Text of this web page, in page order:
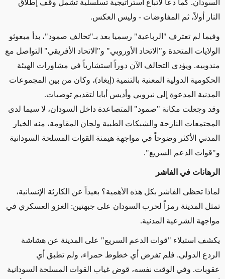
السودان. كما دعا لاتباع استراتيجية تسلسلية تشمل وقف إطلاق
النار أولاً، ثم المفاوضات - وليس العكس.
وفيما لم تعترف "الرباعية" رسميا بعد بـ"تحالف صمود"، بدأ مبعوثو
الولايات المتحدة و"الاتحاد الأوروبي" و"الاتحاد الأفريقي" التواصل مع
مندوبيه. ويؤدي التحالف الآن دوراً استشارياً في مشاورات الهيئة
الحكومية الدولية المعنية بالتنمية (إيغاد)، وكان من بين المجموعات
المدنية المدعوة إلى نيروبي وأديس أبابا لتقديم توصيات.
وقد وجعلت مكانة "صمود" المتصاعدة داخل السودان، لا سيما لدى
المجتمعات النازحة والشبكات الطبية ولجان المقاومة، منه الخيار
المدني الأكثر وضوحاً في مواجهة هيمنة القوات المسلحة السودانية
و"قوات الدعم السريع".
الرهانات في الفاشر
لماذا تحظى الفاشر بكل هذه الأهمية؟ بعيداً عن الكارثة الإنسانية،
تمثل المدينة رمزاً لحرب السودان على جبهتين: الغزو العسكري في
مواجهة الشرعية المدنية.
يكشف استيلاء "قوات الدعم السريع" على المدينة عن هشاشة
الردع الدولي. فلم تفرض أي خطوط حمراء، ولم تطبق أي
عقوبات. وفي الوقت نفسه، قوض غياب القوات المسلحة السودانية